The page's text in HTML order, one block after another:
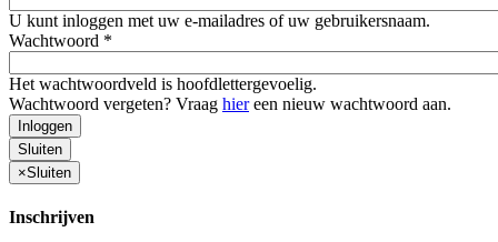
U kunt inloggen met uw e-mailadres of uw gebruikersnaam.
Wachtwoord *
Het wachtwoordveld is hoofdlettergevoelig.
Wachtwoord vergeten? Vraag hiereen nieuw wachtwoord aan.
Inloggen
Sluiten
×Sluiten
Inschrijven